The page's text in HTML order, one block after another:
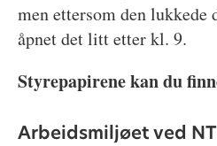
men ettersom den lukkede
åpnet det litt etter kl. 9.
Styrepapirene kan du
Arbeidsmiljøet ved